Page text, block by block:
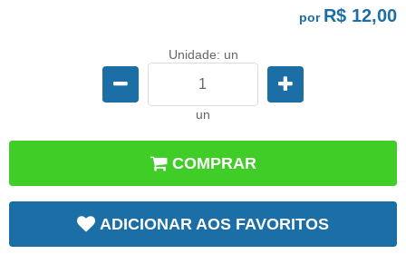
por R$ 12,00
Unidade: un
un
COMPRAR
ADICIONAR AOS FAVORITOS